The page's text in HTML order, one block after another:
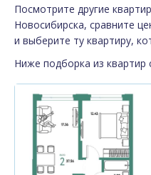
Посмотрите другие
Новосибирска, сравните
и выберите ту квартиру,
Ниже подборка из